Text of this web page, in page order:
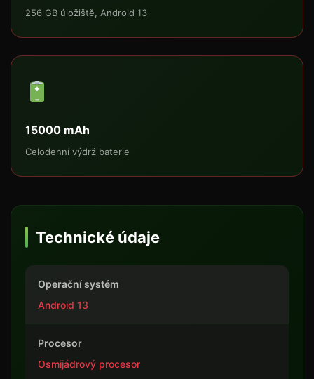
256 GB úložiště, Android 13
15000 mAh
Celodenní výdrž baterie
Technické údaje
Operační systém
Android 13
Procesor
Osmijádrový procesor